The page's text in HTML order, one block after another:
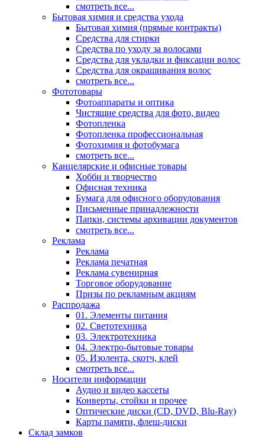
смотреть все...
Бытовая химия и средства ухода
Бытовая химия (прямые контракты)
Средства для стирки
Средства по уходу за волосами
Средства для укладки и фиксации волос
Средства для окрашивания волос
смотреть все...
Фототовары
Фотоаппараты и оптика
Чистящие средства для фото, видео
Фотопленка
Фотопленка профессиональная
Фотохимия и фотобумага
смотреть все...
Канцелярские и офисные товары
Хобби и творчество
Офисная техника
Бумага для офисного оборудования
Письменные принадлежности
Папки, системы архивации документов
смотреть все...
Реклама
Реклама
Реклама печатная
Реклама сувенирная
Торговое оборудование
Призы по рекламным акциям
Распродажа
01. Элементы питания
02. Светотехника
03. Электротехника
04. Электро-бытовые товары
05. Изолента, скотч, клей
смотреть все...
Носители информации
Аудио и видео кассеты
Конверты, стойки и прочее
Оптические диски (CD, DVD, Blu-Ray)
Карты памяти, флеш-диски
Склад замков